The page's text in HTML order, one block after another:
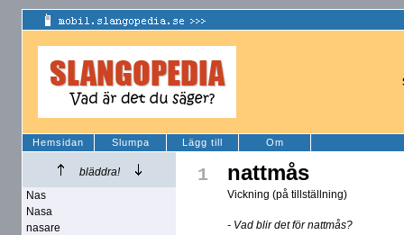
Hemsidan Slumpa Lägg till Om
bläddra!
Nas
Nasa
nasare
1 nattmås
Vickning (på tillställning)
- Vad blir det för nattmås?